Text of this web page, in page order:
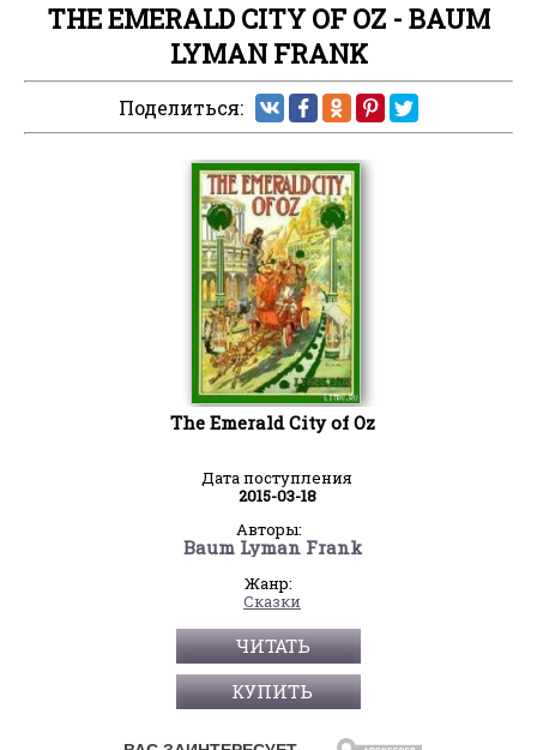
THE EMERALD CITY OF OZ - BAUM
LYMAN FRANK
Поделиться:
The Emerald City of Oz
Дата поступления
2015-03-18
Авторы:
Baum Lyman Frank
Жанр:
Сказки
ЧИТАТЬ
КУПИТЬ